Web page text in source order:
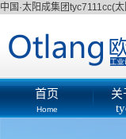
中国·太阳成集团tyc7111cc(
首页
Home
关